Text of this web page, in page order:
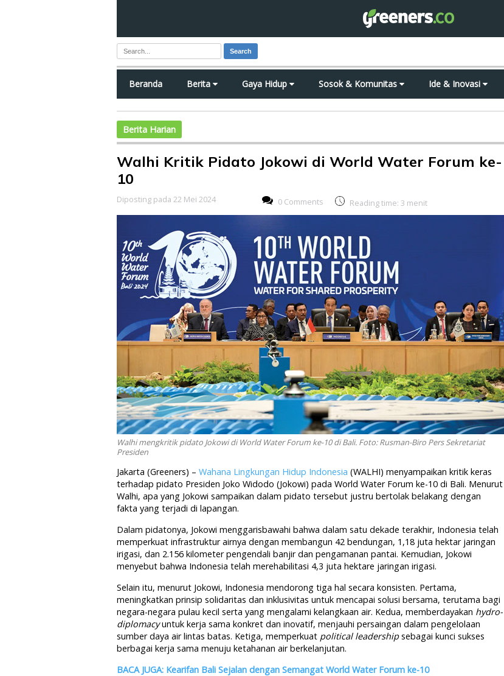
Search
Beranda Berita Gaya Hidup Sosok & Komunitas Ide & Inovasi
Berita Harian
Walhi Kritik Pidato Jokowi di World Water Forum ke-
10
Diposting pada 22 Mei 2024 0 Comments Reading time: 3 menit
Walhi mengkritik pidato Jokowi di World Water Forum ke-10 di Bali. Foto: Rusman-Biro Pers Sekretariat
Presiden
Jakarta (Greeners) – Wahana Lingkungan Hidup Indonesia (WALHI) menyampaikan kritik keras
terhadap pidato Presiden Joko Widodo (Jokowi) pada World Water Forum ke-10 di Bali. Menurut
Walhi, apa yang Jokowi sampaikan dalam pidato tersebut justru bertolak belakang dengan
fakta yang terjadi di lapangan.
Dalam pidatonya, Jokowi menggarisbawahi bahwa dalam satu dekade terakhir, Indonesia telah
memperkuat infrastruktur airnya dengan membangun 42 bendungan, 1,18 juta hektar jaringan
irigasi, dan 2.156 kilometer pengendali banjir dan pengamanan pantai. Kemudian, Jokowi
menyebut bahwa Indonesia telah merehabilitasi 4,3 juta hektare jaringan irigasi.
Selain itu, menurut Jokowi, Indonesia mendorong tiga hal secara konsisten. Pertama,
meningkatkan prinsip solidaritas dan inklusivitas untuk mencapai solusi bersama, terutama bagi
negara-negara pulau kecil serta yang mengalami kelangkaan air. Kedua, memberdayakan hydro-
diplomacyuntuk kerja sama konkret dan inovatif, menjauhi persaingan dalam pengelolaan
sumber daya air lintas batas. Ketiga, memperkuat political leadershipsebagai kunci sukses
berbagai kerja sama menuju ketahanan air berkelanjutan.
BACA JUGA: Kearifan Bali Sejalan dengan Semangat World Water Forum ke-10